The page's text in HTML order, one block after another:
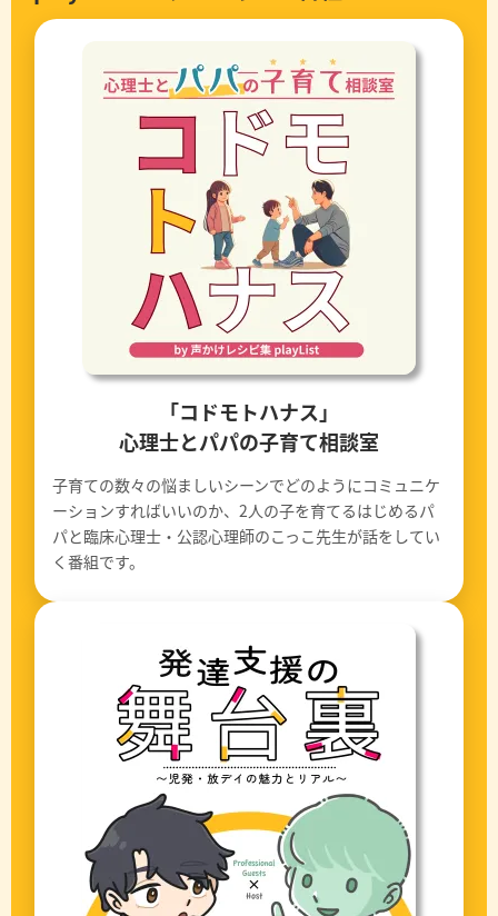
「コドモトハナス」
心理士とパパの子育て相談室
子育ての数々の悩ましいシーンでどのようにコミュニケ
ーションすればいいのか、2人の子を育てるはじめるパ
パと臨床心理士・公認心理師のこっこ先生が話をしてい
く番組です。